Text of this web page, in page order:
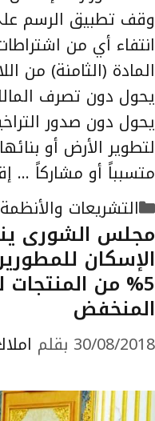
وقف تطبیق الرسم
انتفاء أي من
المادة (الثامنة) من
یحول دون تصرف
یحول دون صدور
لتطویر الأرض أو
متسبباً أو مشاركاً …
التصنيفات
التشريعات والأنظمة
مجلس الشورى
الإسكان
5% من
المنخفض
30/08/2018 بقلم